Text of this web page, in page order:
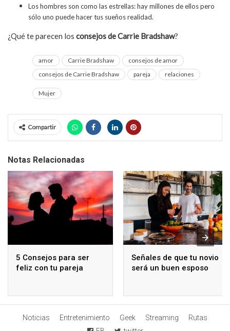
Los hombres son como las estrellas: hay millones de ellos pero
sólo uno puede hacer tus sueños realidad.
¿Qué te parecen los consejos de Carrie Bradshaw?
amor Carrie Bradshaw
consejos de amor
consejos de Carrie Bradshaw
pareja relaciones
Mujer
Compartir
Notas Relacionadas
5 Consejos para ser
feliz con tu pareja
Señales de que tu novio
será un buen esposo
Noticias Entretenimiento Geek Streaming
Rutas